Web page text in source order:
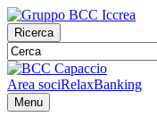
Ricerca
Area sociRelaxBanking
Menu